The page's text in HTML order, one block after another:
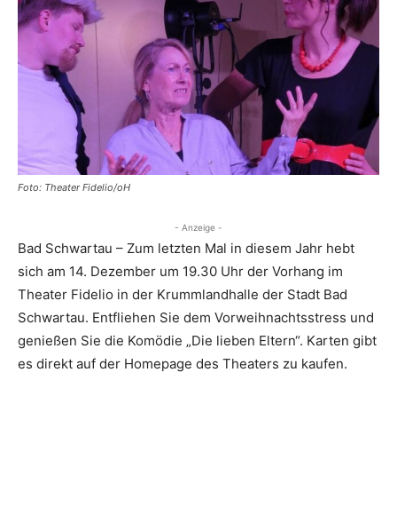
Foto: Theater Fidelio/oH
- Anzeige -
Bad Schwartau – Zum letzten Mal in diesem Jahr hebt
sich am 14. Dezember um 19.30 Uhr der Vorhang im
Theater Fidelio in der Krummlandhalle der Stadt Bad
Schwartau. Entfliehen Sie dem Vorweihnachtsstress und
genießen Sie die Komödie „Die lieben Eltern“. Karten gibt
es direkt auf der Homepage des Theaters zu kaufen.